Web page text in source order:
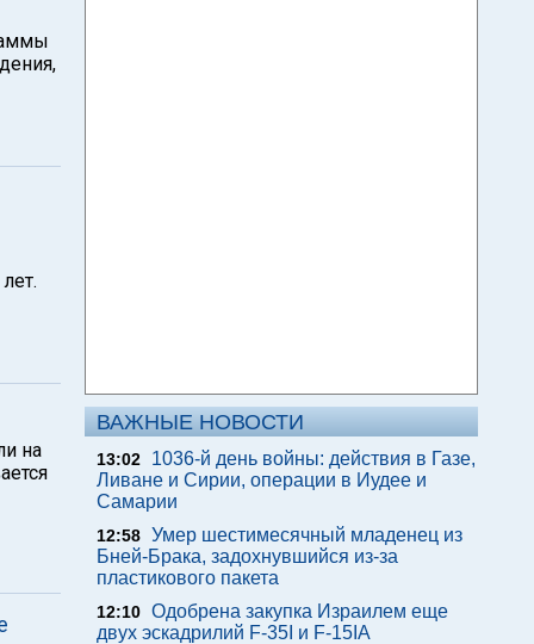
на
ВАЖНЫЕ НОВОСТИ
13:02
1036-й день войны: действия в Газе,
Ливане и Сирии, операции в Иудее и
Самарии
12:58 Умер шестимесячный младенец из
Бней-Брака, задохнувшийся из-за
пластикового пакета
12:10 Одобрена закупка Израилем еще
двух эскадрилий F-35I и F-15IA